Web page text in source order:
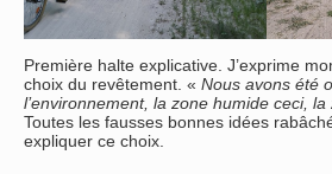
Première halte explicative. J’exprime
choix du revêtement. « Nous avons été
l’environnement, la zone humide ceci,
Toutes les fausses bonnes idées
expliquer ce choix.